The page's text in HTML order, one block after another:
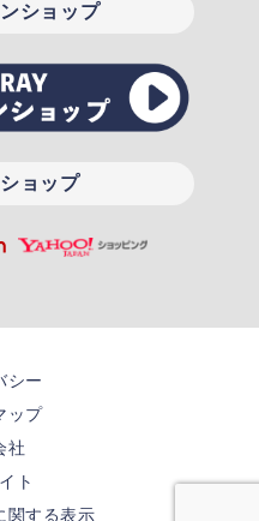
ショップ
ョップ
シー
ップ
社
ト
関する表示